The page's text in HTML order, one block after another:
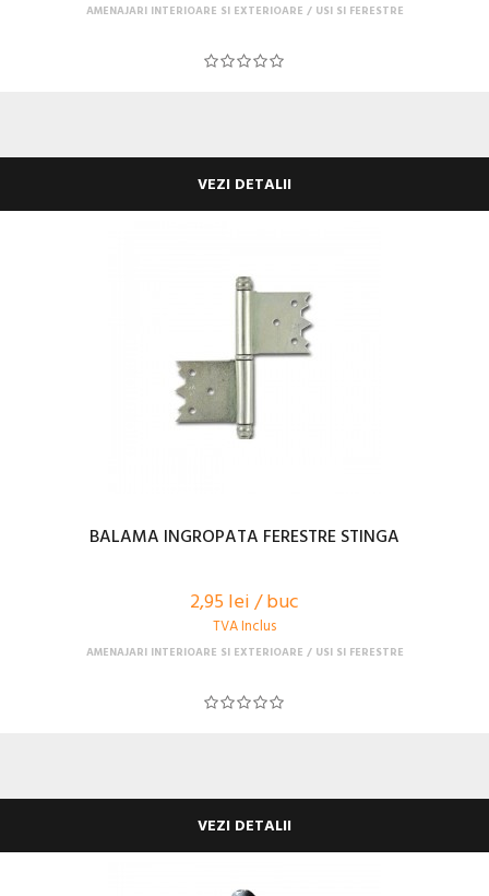
AMENAJARI INTERIOARE SI EXTERIOARE USI SI FERESTRE
VEZI DETALII
BALAMA INGROPATA FERESTRE STINGA
2,95 lei / buc
TVA Inclus
AMENAJARI INTERIOARE SI EXTERIOARE USI SI FERESTRE
VEZI DETALII